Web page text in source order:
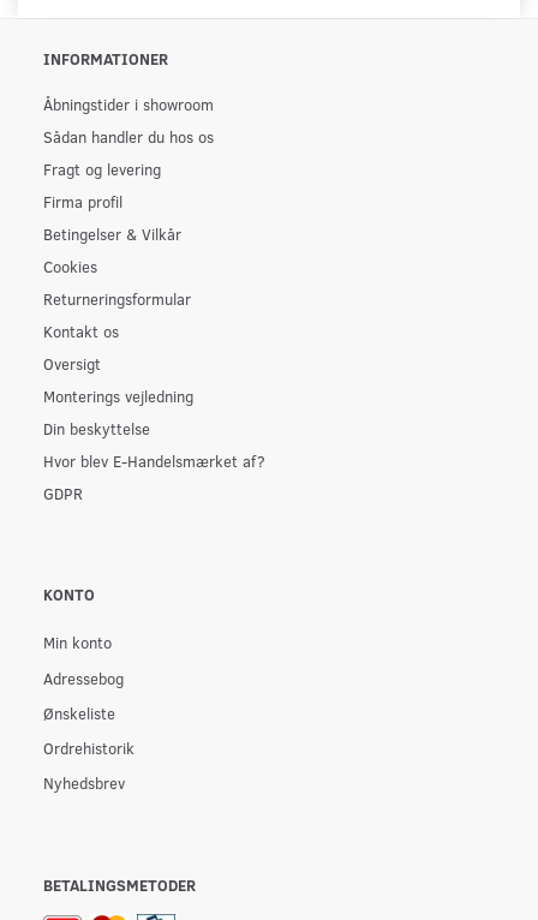
INFORMATIONER
Åbningstider i showroom
Sådan handler du hos os
Fragt og levering
Firma profil
Betingelser & Vilkår
Cookies
Returneringsformular
Kontakt os
Oversigt
Monterings vejledning
Din beskyttelse
Hvor blev E-Handelsmærket af?
GDPR
KONTO
Min konto
Adressebog
Ønskeliste
Ordrehistorik
Nyhedsbrev
BETALINGSMETODER